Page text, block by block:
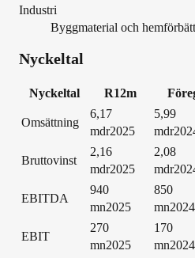
Industri
Byggmaterial och
Nyckeltal
Nyckeltal R12m
Omsättning
6,17
mdr2025
5,99
mdr
Bruttovinst
2,16
mdr2025
2,08
mdr
EBITDA
940
mn2025
850
mn2024
EBIT
270
mn2025
170
mn2024